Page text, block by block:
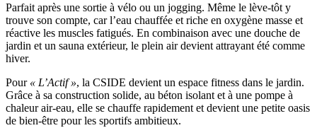
Parfait après une sortie à vélo ou un jogging. Même le lève-tôt y
trouve son compte, car l’eau chauffée et riche en oxygène masse et
réactive les muscles fatigués. En combinaison avec une douche de
jardin et un sauna extérieur, le plein air devient attrayant été comme
hiver.
Pour « L’Actif », la CSIDE devient un espace fitness dans le jardin.
Grâce à sa construction solide, au béton isolant et à une pompe à
chaleur air-eau, elle se chauffe rapidement et devient une petite oasis
de bien-être pour les sportifs ambitieux.